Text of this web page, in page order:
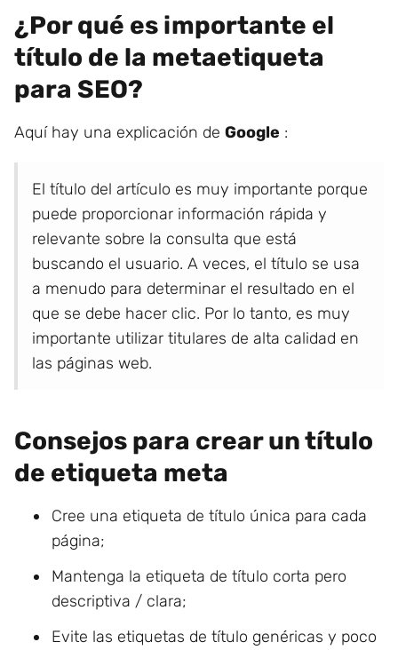
¿Por qué es importante el
título de la metaetiqueta
para SEO?
Aquí hay una explicación de Google :
El título del artículo es muy importante porque
puede proporcionar información rápida y
relevante sobre la consulta que está
buscando el usuario. A veces, el título se usa
a menudo para determinar el resultado en el
que se debe hacer clic. Por lo tanto, es muy
importante utilizar titulares de alta calidad en
las páginas web.
Consejos para crear un título
de etiqueta meta
Cree una etiqueta de título única para cada
página;
Mantenga la etiqueta de título corta pero
descriptiva / clara;
Evite las etiquetas de título genéricas y poco